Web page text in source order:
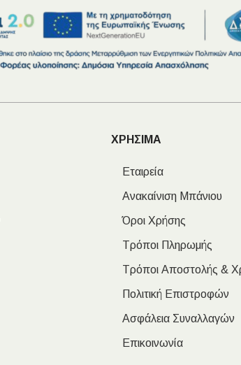
ΧΡΗΣΙΜΑ
Εταιρεία
Ανακαίνιση Μπάνιου
Όροι Χρήσης
Τρόποι Πληρωμής
Τρόποι Αποστολής &
Πολιτική Επιστροφών
Ασφάλεια Συναλλαγών
Επικοινωνία